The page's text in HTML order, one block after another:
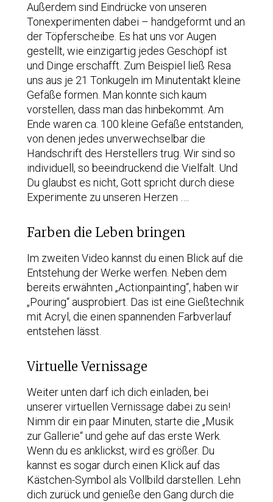
Außerdem sind Eindrücke von unseren
Tonexperimenten dabei – handgeformt und an
der Töpferscheibe. Es hat uns vor Augen
gestellt, wie einzigartig jedes Geschöpf ist
und Dinge erschafft. Zum Beispiel ließ Resa
uns aus je 21 Tonkugeln im Minutentakt kleine
Gefäße formen. Man konnte sich kaum
vorstellen, dass man das hinbekommt. Am
Ende waren ca. 100 kleine Gefäße entstanden,
von denen jedes unverwechselbar die
Handschrift des Herstellers trug. Wir sind so
individuell, so beeindruckend die Vielfalt. Und
Du glaubst es nicht, Gott spricht durch diese
Experimente zu unseren Herzen ….
Farben die Leben bringen
Im zweiten Video kannst du einen Blick auf die
Entstehung der Werke werfen. Neben dem
bereits erwähnten „Actionpainting“, haben wir
„Pouring“ ausprobiert. Das ist eine Gießtechnik
mit Acryl, die einen spannenden Farbverlauf
entstehen lässt.
Virtuelle Vernissage
Weiter unten darf ich dich einladen, bei
unserer virtuellen Vernissage dabei zu sein!
Nimm dir ein paar Minuten, starte die „Musik
zur Gallerie“ und gehe auf das erste Werk.
Wenn du es anklickst, wird es größer. Du
kannst es sogar durch einen Klick auf das
Kästchen-Symbol als Vollbild darstellen. Lehn
dich zurück und genieße den Gang durch die